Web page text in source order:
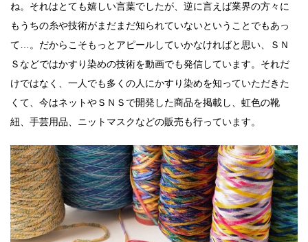
ね。それはとても嬉しい言葉でしたが、逆に言えば業界の方々に
もうちの糸や技術がまだまだ知られていないということでもあっ
て…。だからこそもっとアピールしていかなければと思い、ＳＮ
Ｓなどではかすり染めの技術を動画でも発信しています。それだ
けではなく、一人でも多くの人にかすり染めを知っていただきた
くて、今はネットやＳＮＳで開発した商品を掲載し、虹色の靴
紐、手芸用品、ニットマスクなどの販売も行っています。